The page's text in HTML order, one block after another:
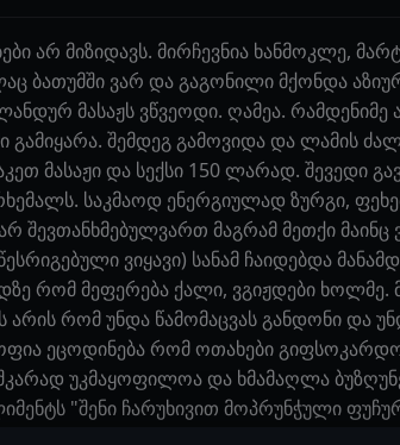
არ მიზიდავს. მირჩევნია ხანმოკლე,
ბათუმში ვარ და გაგონილი მქონდა
მასაჟს ვწვეოდი. ღამეა.
შემდეგ გამოვიდა და ლამის
მასაჟი და სექსი 150 ლარად. შევედი
საკმაოდ ენერგიულად ზურგი,
შევთანხმებულვართ მაგრამ მეთქი
ვიყავი) სანამ ჩაიდებდა
რომ მეფერება ქალი, ვგიჟდები ხოლმე.
არის რომ უნდა წამომაცვას განდონი და
ეცოდინება რომ ოთახები
უკმაყოფილოა და ხმამაღლა
"შენი ჩარუხივით მოპრუნჭული
ინტერესი კი აღარ მაქვს, იქ რა ხდება